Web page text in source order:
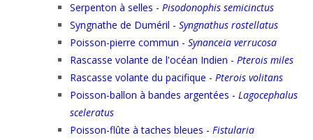
Serpenton à selles - Pisodonophis semicinctus
Syngnathe de Duméril - Syngnathus rostellatus
Poisson-pierre commun - Synanceia verrucosa
Rascasse volante de l'océan Indien - Pterois miles
Rascasse volante du pacifique - Pterois volitans
Poisson-ballon à bandes argentées - Lagocephalus
sceleratus
Poisson-flûte à taches bleues - Fistularia